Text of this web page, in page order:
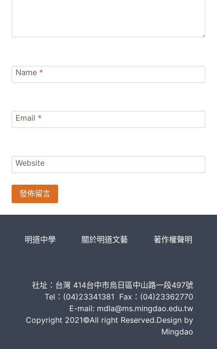
Name *
Email *
Website
明道中學 關於明道文藝 著作權聲明
社址：台灣 414台中市烏日區中山路一段497號
Tel：(04)23341381 Fax：(04)23362770
E-mail: mdla@ms.mingdao.edu.tw
Copyright 2021©All right Reserved.Design by
Mingdao